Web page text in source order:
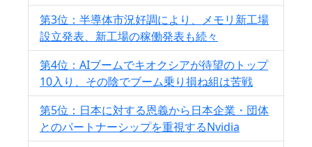
第3位：半導体市況好調により、メモリ新工場
設立発表、新工場の稼働発表も続々
第4位：AIブームでキオクシアが待望のトップ
10入り、その陰でブーム乗り損ね組は苦戦
第5位：日本に対する恩義から日本企業・団体
とのパートナーシップを重視するNvidia